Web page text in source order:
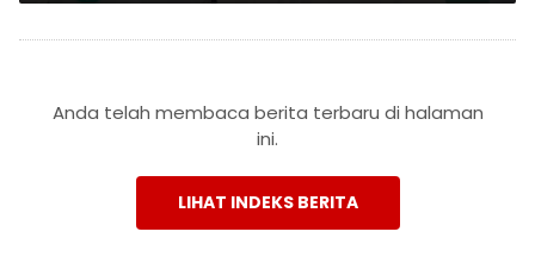
Anda telah membaca berita terbaru di halaman
ini.
LIHAT INDEKS BERITA